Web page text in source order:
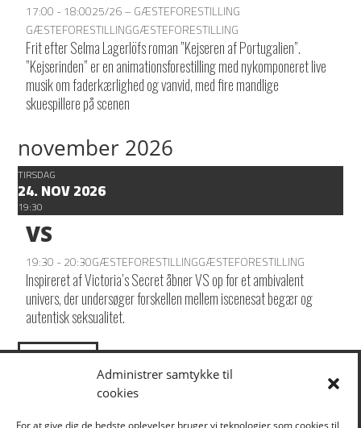
Administrer samtykke til
cookies
For at give dig de bedste oplevelser bruger vi teknologier som cookies til
17:00 - 18:0025/26 – GÆSTEFORESTILLING
GÆSTEFORESTILLINGGÆSTEFORESTILLING
Frit efter Selma Lagerlöfs roman ”Kejseren af Portugalien”.
”Kejserinden” er en animationsforestilling med nykomponeret live
musik om faderkærlighed og vanvid, med fire mandlige
skuespillere på scenen
november 2026
TIRSDAG
24. NOV 2026
19:30
VS
19:30 - 20:30GÆSTEFORESTILLINGGÆSTEFORESTILLING
Inspireret af Victoria’s Secret åbner VS op for et ambivalent
univers, der undersøger forskellen mellem iscenesat begær og
autentisk seksualitet.
LOAD MORE
KLIK HER FOR AT TILMELDE DIG VORES NYHEDSBREV